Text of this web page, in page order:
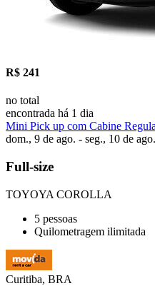
R$ 241
no total
encontrada há 1 dia
Mini Pick up com Cabine
dom., 9 de ago. - seg., 10 de ago.
Full-size
TOYOYA COROLLA
5 pessoas
Quilometragem ilimitada
Curitiba, BRA